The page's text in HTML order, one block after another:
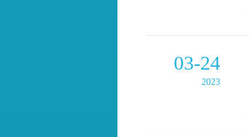
03-24
2023